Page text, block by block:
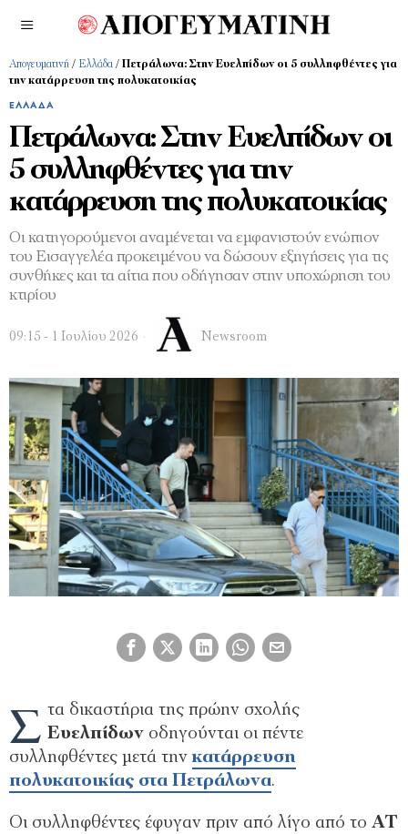
Απογευματινή / Ελλάδα / Πετράλωνα: Στην Ευελπίδων οι 5 συλληφθέντες για
την κατάρρευση της πολυκατοικίας
ΕΛΛΆΔΑ
Πετράλωνα: Στην Ευελπίδων οι
5 συλληφθέντες για την
κατάρρευση της πολυκατοικίας
Οι κατηγορούμενοι αναμένεται να εμφανιστούν ενώπιον
του Εισαγγελέα προκειμένου να δώσουν εξηγήσεις για τις
συνθήκες και τα αίτια που οδήγησαν στην υποχώρηση του
κτιρίου
09:15 - 1 Ιουλίου 2026 Newsroom
Σ τα δικαστήρια της πρώην σχολής
Ευελπίδωνοδηγούνται οι πέντε
συλληφθέντες μετά τηνκατάρρευση
πολυκατοικίας στα Πετράλωνα.
Οι συλληφθέντες έφυγαν πριν από λίγο από το ΑΤ